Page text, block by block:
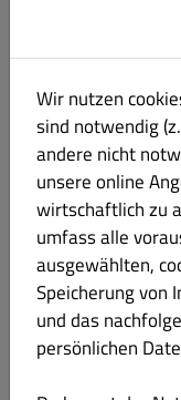
Du kannst
senden
Keine
Wir nutzen
sind notwendig
andere nicht
unsere online
wirtschaftlich zu
umfass alle
ausgewählten,
Speicherung von
und das
persönlichen